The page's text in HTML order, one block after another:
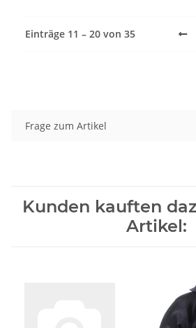
Einträge 11 – 20 von 35
Frage zum Artikel
Kunden kauften
Artikel: